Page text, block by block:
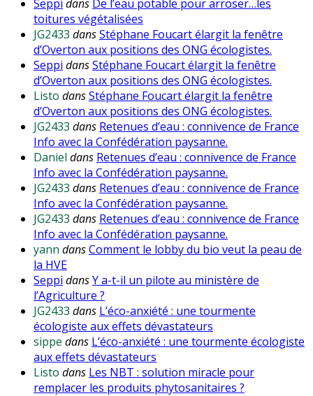
Seppi dans De l’eau potable pour arroser…les
toitures végétalisées
JG2433 dansStéphane Foucart élargit la fenêtre
d’Overton aux positions des ONG écologistes.
Seppi dansStéphane Foucart élargit la fenêtre
d’Overton aux positions des ONG écologistes.
Listo dansStéphane Foucart élargit la fenêtre
d’Overton aux positions des ONG écologistes.
JG2433 dans Retenues d’eau : connivence de France
Info avec la Confédération paysanne.
Daniel dans Retenues d’eau : connivence de France
Info avec la Confédération paysanne.
JG2433 dans Retenues d’eau : connivence de France
Info avec la Confédération paysanne.
JG2433 dans Retenues d’eau : connivence de France
Info avec la Confédération paysanne.
yann dansComment le lobby du bio veut la peau de
la HVE
Seppi dansY a-t-il un pilote au ministère de
l’Agriculture ?
JG2433 dans L’éco-anxiété : une tourmente
écologiste aux effets dévastateurs
sippe dans L’éco-anxiété : une tourmente écologiste
aux effets dévastateurs
Listo dans Les NBT : solution miracle pour
remplacer les produits phytosanitaires ?